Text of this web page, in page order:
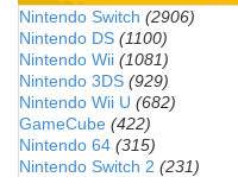
Nintendo Switch (2906)
Nintendo DS (1100)
Nintendo Wii (1081)
Nintendo 3DS (929)
Nintendo Wii U (682)
GameCube (422)
Nintendo 64 (315)
Nintendo Switch 2 (231)